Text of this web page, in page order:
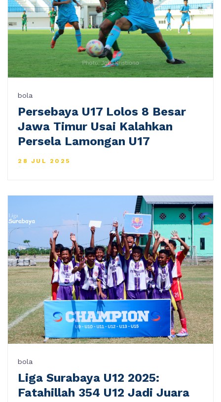
bola
Persebaya U17 Lolos 8 Besar
Jawa Timur Usai Kalahkan
Persela Lamongan U17
28 JUL 2025
bola
Liga Surabaya U12 2025:
Fatahillah 354 U12 Jadi Juara